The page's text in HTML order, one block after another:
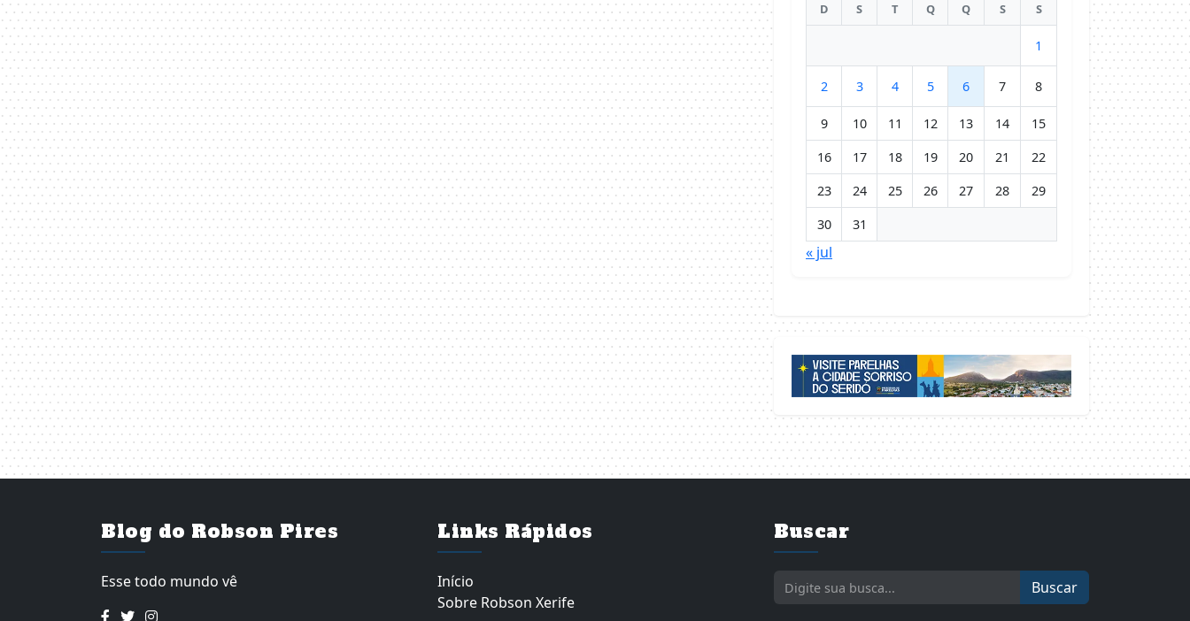
D S T Q Q S S
1
2 3 4 5 6 7 8
9 10 11 12 13 14
15
16
17 18 19 20 21
22
23
24 25 26 27 28
29
30
31
« jul
Blog do Robson Pires
Esse todo mundo vê
Links Rápidos
Início
Sobre Robson Xerife
Buscar
Buscar